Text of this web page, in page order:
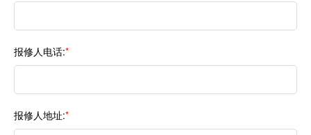
报修人电话:*
报修人地址:*